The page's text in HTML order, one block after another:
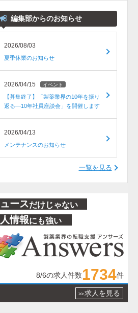
編集部からのお知らせ
2026/08/03
夏季休業のお知らせ
2026/04/15 イベント
【募集終了】「製薬業界の10年を振り
返る―10年社員座談会」を開催します
2026/04/13
メンテナンスのお知らせ
一覧を見る
ースだけじゃない
情報にも強い
8/6の求人件数1734件
>> 求人を見る